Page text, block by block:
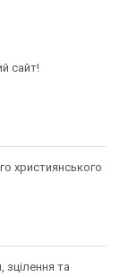
сайт!
християнського
зцілення та